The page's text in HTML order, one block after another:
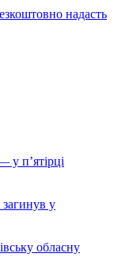
надасть
п’ятірці
у
обласну